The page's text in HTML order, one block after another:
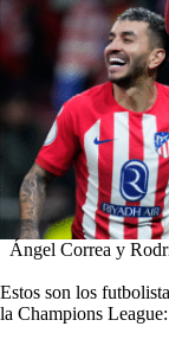
Ángel Correa y
Estos son los
la Champions League: